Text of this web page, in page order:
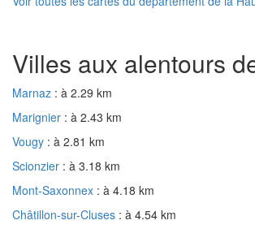
Villes aux alentours
Marnaz : à 2.29 km
Marignier : à 2.43 km
Vougy : à 2.81 km
Scionzier : à 3.18 km
Mont-Saxonnex : à 4.18 km
Châtillon-sur-Cluses : à 4.54 km